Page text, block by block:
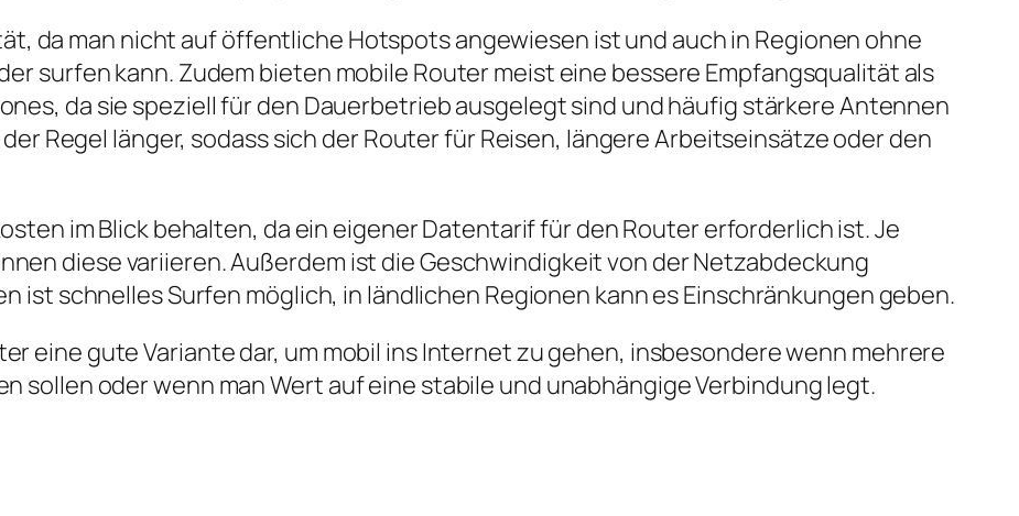
da man nicht auf öffentliche Hotspots angewiesen ist und auch in Regionen ohne
surfen kann. Zudem bieten mobile Router meist eine bessere Empfangsqualität als
da sie speziell für den Dauerbetrieb ausgelegt sind und häufig stärkere Antennen
Regel länger, sodass sich der Router für Reisen, längere Arbeitseinsätze oder den
im Blick behalten, da ein eigener Datentarif für den Router erforderlich ist. Je
diese variieren. Außerdem ist die Geschwindigkeit von der Netzabdeckung
ist schnelles Surfen möglich, in ländlichen Regionen kann es Einschränkungen geben.
eine gute Variante dar, um mobil ins Internet zu gehen, insbesondere wenn mehrere
sollen oder wenn man Wert auf eine stabile und unabhängige Verbindung legt.